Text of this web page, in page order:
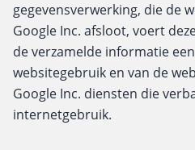
gegevensverwerking, die de
Google Inc. afsloot, voert
de verzamelde informatie
websitegebruik en van de
Google Inc. diensten die
internetgebruik.